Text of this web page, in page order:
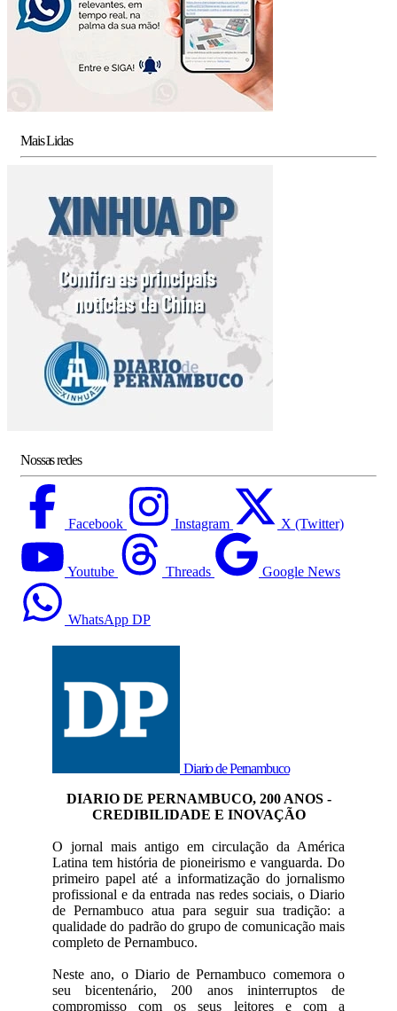
Mais Lidas
Nossas redes
Facebook Instagram X (Twitter)
Youtube Threads Google News
WhatsApp DP
Diario de Pernambuco
DIARIO DE PERNAMBUCO, 200 ANOS -
CREDIBILIDADE E INOVAÇÃO
O jornal mais antigo em circulação da América
Latina tem história de pioneirismo e vanguarda. Do
primeiro papel até a informatização do jornalismo
profissional e da entrada nas redes sociais, o Diario
de Pernambuco atua para seguir sua tradição: a
qualidade do padrão do grupo de comunicação mais
completo de Pernambuco.
Neste ano, o Diario de Pernambuco comemora o
seu bicentenário, 200 anos ininterruptos de
compromisso com os seus leitores e com a